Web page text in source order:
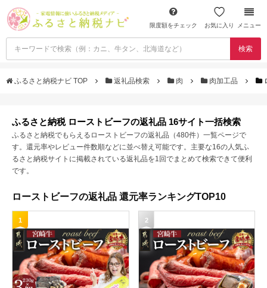
限度額をチェック お気に入り メニュー
検索
ふるさと納税ナビ TOP 返礼品検索 肉 肉加工品
ふるさと納税 ローストビーフの返礼品 16サイト一括検索
ふるさと納税でもらえるローストビーフの返礼品（480件）一覧ページで
す。還元率やレビュー件数順などに並べ替え可能です。主要な16の人気ふ
るさと納税サイトに掲載されている返礼品を1回でまとめて検索できて便利
です。
ローストビーフの返礼品 還元率ランキングTOP10
1 2